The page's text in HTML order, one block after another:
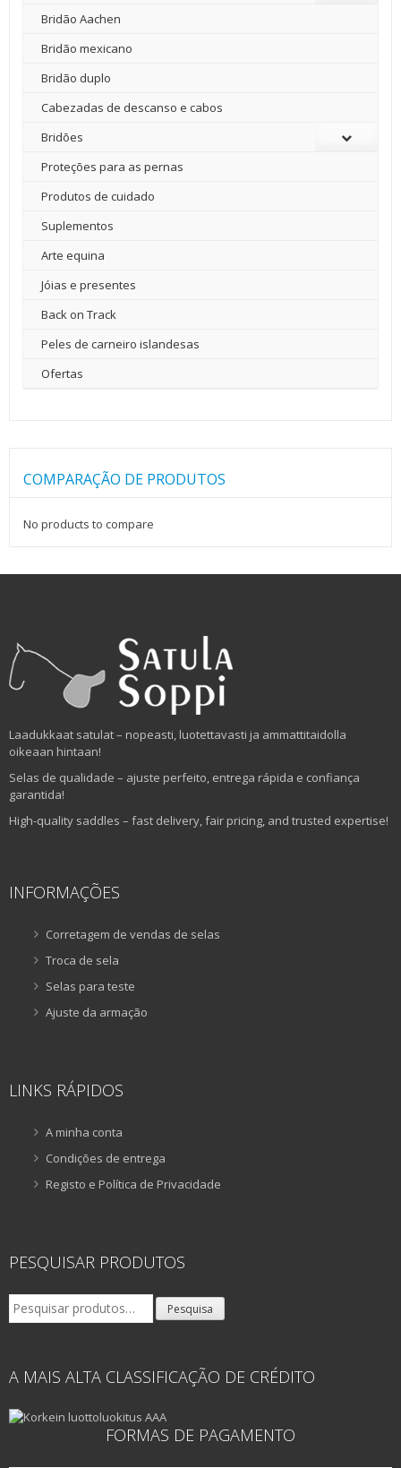
Bridão Aachen
Bridão mexicano
Bridão duplo
Cabezadas de descanso e cabos
Bridões
Proteções para as pernas
Produtos de cuidado
Suplementos
Arte equina
Jóias e presentes
Back on Track
Peles de carneiro islandesas
Ofertas
COMPARAÇÃO DE PRODUTOS
No products to compare
Laadukkaat satulat – nopeasti, luotettavasti ja ammattitaidolla
oikeaan hintaan!
Selas de qualidade – ajuste perfeito, entrega rápida e confiança
garantida!
High-quality saddles – fast delivery, fair pricing, and trusted expertise!
INFORMAÇÕES
Corretagem de vendas de selas
Troca de sela
Selas para teste
Ajuste da armação
LINKS RÁPIDOS
A minha conta
Condições de entrega
Registo e Política de Privacidade
PESQUISAR PRODUTOS
Pesquisar
por:
Pesquisa
A MAIS ALTA CLASSIFICAÇÃO DE CRÉDITO
FORMAS DE PAGAMENTO